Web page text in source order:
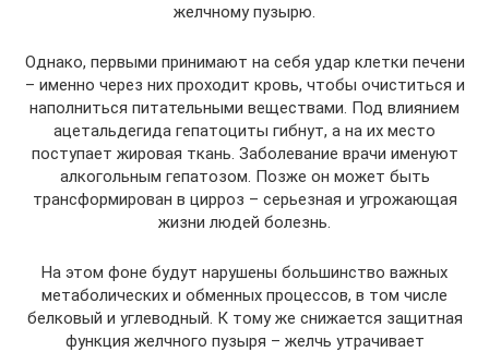
желчному пузырю.
Однако, первыми принимают на себя удар клетки печени
– именно через них проходит кровь, чтобы очиститься и
наполниться питательными веществами. Под влиянием
ацетальдегида гепатоциты гибнут, а на их место
поступает жировая ткань. Заболевание врачи именуют
алкогольным гепатозом. Позже он может быть
трансформирован в цирроз – серьезная и угрожающая
жизни людей болезнь.
На этом фоне будут нарушены большинство важных
метаболических и обменных процессов, в том числе
белковый и углеводный. К тому же снижается защитная
функция желчного пузыря – желчь утрачивает